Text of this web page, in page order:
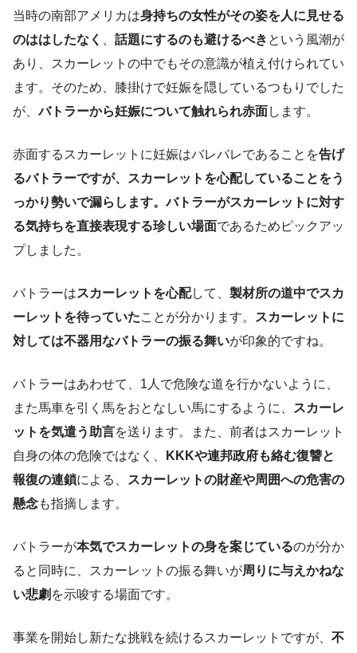
当時の南部アメリカは身持ちの女性がその姿を人に見せる
のははしたなく
話題にするのも避けるべき という風潮が
あり、スカーレットの中でもその意識が植え付けられてい
ます。そのため、膝掛けで妊娠を隠しているつもりでした
が、バトラーから妊娠について触れられ赤面します。
赤面するスカーレットに妊娠はバレバレであることを告げ
るバトラーですが、スカーレットを心配していることをう
っかり勢いで漏らします。バトラーがスカーレットに対す
る気持ちを直接表現する珍しい場面であるためピックアッ
プしました。
バトラーはスカーレットを心配して、 製材所の道中でスカ
ーレットを待っていたことが分かります。
スカーレットに
対しては不器用なバトラーの振る舞いが印象的ですね。
バトラーはあわせて、1人で危険な道を行かないように、
また馬車を引く馬をおとなしい馬にするように、
スカーレ
ットを気遣う助言を送ります。また、前者はスカーレット
自身の体の危険ではなく、
KKKや連邦政府も絡む復讐と
報復の連鎖による、
スカーレットの財産や周囲への危害の
懸念も指摘します。
バトラーが本気でスカーレットの身を案じているのが分か
ると同時に、スカーレットの振る舞いが周りに与えかねな
い悲劇 を示唆する場面です。
事業を開始し新たな挑戦を続けるスカーレットですが、 不